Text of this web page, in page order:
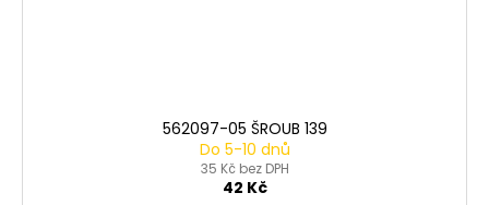
562097-05 ŠROUB 139
Do 5-10 dnů
35 Kč bez DPH
42 Kč